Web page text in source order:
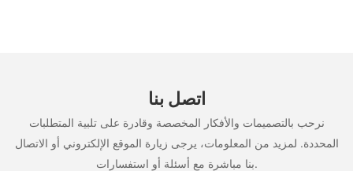
اتصل بنا
نرحب بالتصميمات والأفكار المخصصة وقادرة على تلبية المتطلبات
المحددة. لمزيد من المعلومات، يرجى زيارة الموقع الإلكتروني أو الاتصال
بنا مباشرة مع أسئلة أو استفسارات.